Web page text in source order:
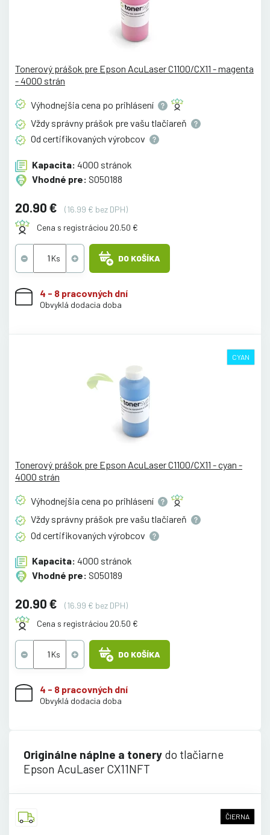
Tonerový prášok pre Epson AcuLaser C1100/CX11 - magenta
- 4000 strán
Výhodnejšia cena po prihlásení
Vždy správny prášok pre vašu tlačiareň
Od certifikovaných výrobcov
Kapacita: 4000 stránok
Vhodné pre: S050188
20.90 €
(16.99 € bez DPH)
Cena s registráciou 20.50 €
DO KOŠÍKA
4 - 8 pracovných dní
Obvyklá dodacia doba
CYAN
Tonerový prášok pre Epson AcuLaser C1100/CX11 - cyan -
4000 strán
Výhodnejšia cena po prihlásení
Vždy správny prášok pre vašu tlačiareň
Od certifikovaných výrobcov
Kapacita: 4000 stránok
Vhodné pre: S050189
20.90 €
(16.99 € bez DPH)
Cena s registráciou 20.50 €
DO KOŠÍKA
4 - 8 pracovných dní
Obvyklá dodacia doba
Originálne náplne a tonery do tlačiarne
Epson AcuLaser CX11NFT
ČIERNA